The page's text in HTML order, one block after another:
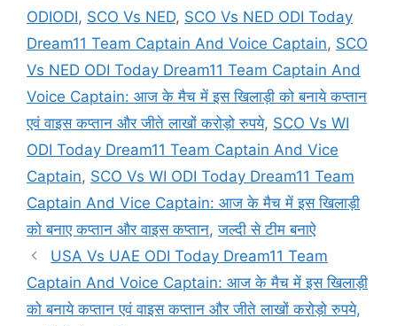
ODIODI, SCO Vs NED, SCO Vs NED ODI Today
Dream11 Team Captain And Voice Captain, SCO
Vs NED ODI Today Dream11 Team Captain And
Voice Captain: आज के मैच में इस खिलाड़ी को बनाये कप्तान
एवं वाइस कप्तान और जीते लाखों करोड़ो रुपये, SCO Vs WI
ODI Today Dream11 Team Captain And Vice
Captain, SCO Vs WI ODI Today Dream11 Team
Captain And Vice Captain: आज के मैच में इस खिलाड़ी
को बनाए कप्तान और वाइस कप्तान,जल्दी से टीम बनाऐ
USA Vs UAE ODI Today Dream11 Team
Captain And Voice Captain: आज के मैच में इस खिलाड़ी
को बनाये कप्तान एवं वाइस कप्तान और जीते लाखों करोड़ो रुपये,